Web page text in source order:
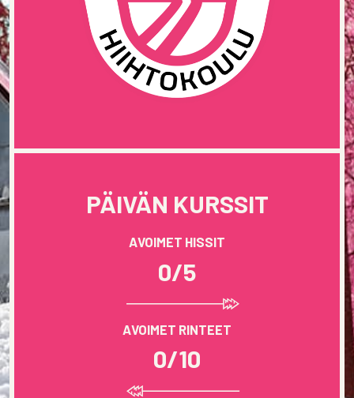
PÄIVÄN KURSSIT
AVOIMET HISSIT
0/5
AVOIMET RINTEET
0/10